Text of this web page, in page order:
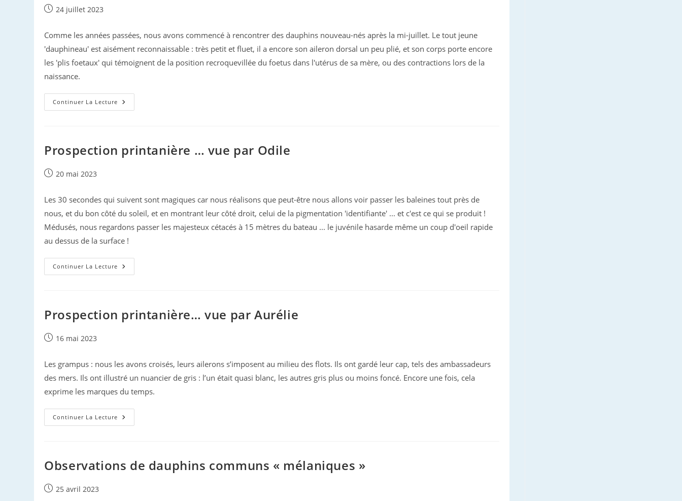
Publication
24 juillet 2023
Comme les années passées, nous avons commencé à rencontrer des dauphins nouveau-nés après la mi-juillet. Le tout jeune
'dauphineau' est aisément reconnaissable : très petit et fluet, il a encore son aileron dorsal un peu plié, et son corps porte encore
les 'plis foetaux' qui témoignent de la position recroquevillée du foetus dans l'utérus de sa mère, ou des contractions lors de la
naissance.
Continuer La Lecture Dauphins
Communs
Prospection printanière … vue par Odile
Publication
20 mai 2023
Les 30 secondes qui suivent sont magiques car nous réalisons que peut-être nous allons voir passer les baleines tout près de
nous, et du bon côté du soleil, et en montrant leur côté droit, celui de la pigmentation 'identifiante' ... et c'est ce qui se produit !
Médusés, nous regardons passer les majesteux cétacés à 15 mètres du bateau ... le juvénile hasarde même un coup d'oeil rapide
au dessus de la surface !
Continuer La Lecture Prospection
Printanière
Prospection printanière… vue par Aurélie
Publication
16 mai 2023
Les grampus : nous les avons croisés, leurs ailerons s’imposent au milieu des flots. Ils ont gardé leur cap, tels des ambassadeurs
des mers. Ils ont illustré un nuancier de gris : l’un était quasi blanc, les autres gris plus ou moins foncé. Encore une fois, cela
exprime les marques du temps.
Continuer La Lecture Prospection
Printanière…
Observations de dauphins communs « mélaniques »
Publication
25 avril 2023